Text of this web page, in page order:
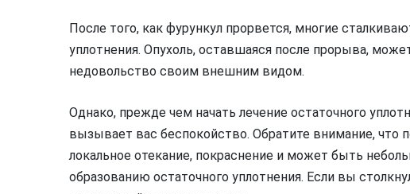
После того, как фурункул прорвется, многие
уплотнения. Опухоль, оставшаяся после прорыва,
недовольство своим внешним видом.
Однако, прежде чем начать лечение остаточного
вызывает вас беспокойство. Обратите внимание, что
локальное отекание, покраснение и может быть
образованию остаточного уплотнения. Если вы